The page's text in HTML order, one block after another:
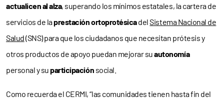
actualicen al alza, superando los mínimos estatales, la cartera de
servicios de laprestación ortoprotésicadelSistema Nacional de
Salud(SNS) para que los ciudadanos que necesitan prótesis y
otros productos de apoyo puedan mejorar suautonomía
personal y suparticipación social.
Como recuerda el CERMI, “las comunidades tienen hasta fin del